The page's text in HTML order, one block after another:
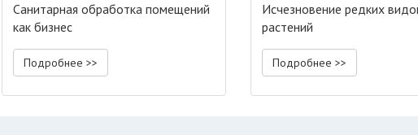
Санитарная обработка помещений
как бизнес
Подробнее >>
Исчезновение редких
растений
Подробнее >>